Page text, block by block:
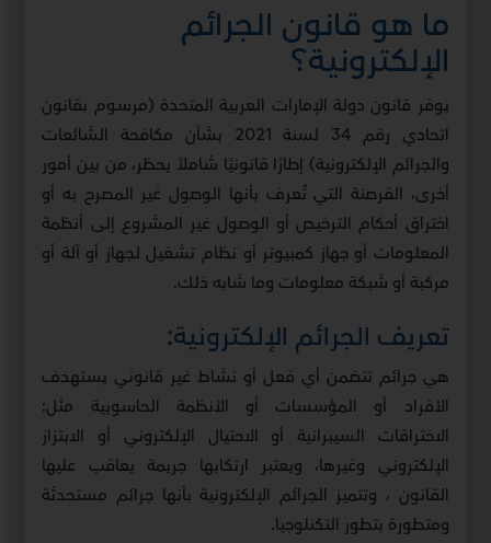
ما هو قانون الجرائم
الإلكترونية؟
يوفر قانون دولة الإمارات العربية المتحدة (مرسوم بقانون
اتحادي رقم 34 لسنة 2021 بشأن مكافحة الشائعات
والجرائم الإلكترونية) إطارًا قانونيًا شاملاً يحظر، من بين أمور
أخرى، القرصنة التي تُعرف بأنها الوصول غير المصرح به أو
اختراق أحكام الترخيص أو الوصول غير المشروع إلى أنظمة
المعلومات أو جهاز كمبيوتر أو نظام تشغيل لجهاز أو آلة أو
مركبة أو شبكة معلومات وما شابه ذلك.
تعريف الجرائم الإلكترونية:
هي جرائم تتضمن أي فعل أو نشاط غير قانوني يستهدف
الأفراد أو المؤسسات أو الأنظمة الحاسوبية مثل:
الاختراقات السيبرانية أو الاحتيال الإلكتروني أو الابتزاز
الإلكتروني وغيرها، ويعتبر ارتكابها جريمة يعاقب عليها
القانون ، وتتميز الجرائم الإلكترونية بأنها جرائم مستحدثة
ومتطورة بتطور التكنلوجيا.